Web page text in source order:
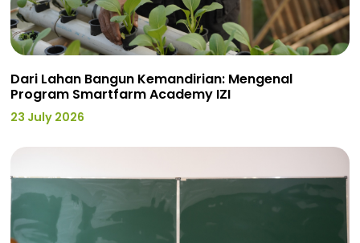
Dari Lahan Bangun Kemandirian: Mengenal
Program Smartfarm Academy IZI
23 July 2026